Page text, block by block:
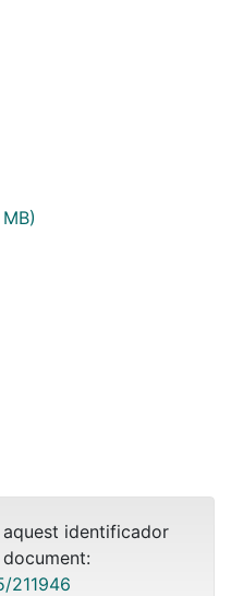
identificador
211946